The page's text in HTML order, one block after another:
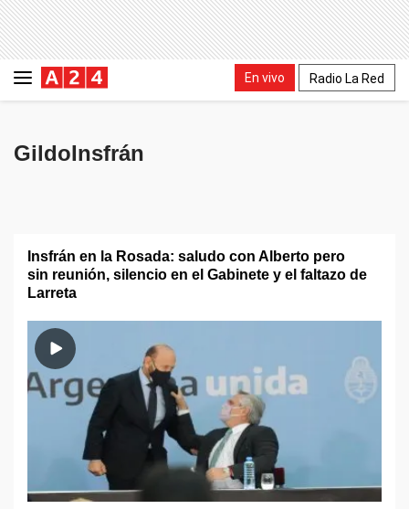
En vivo Radio La Red
GildoInsfrán
Insfrán en la Rosada: saludo con Alberto pero
sin reunión, silencio en el Gabinete y el faltazo de
Larreta